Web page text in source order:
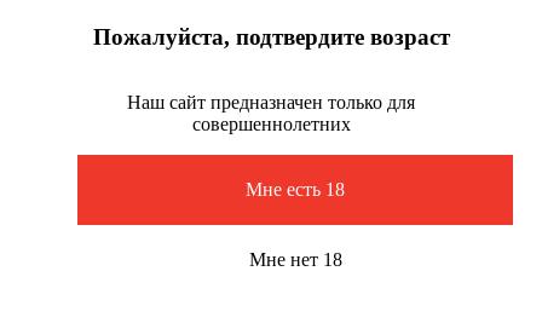
Пожалуйста, подтвердите возраст
Наш сайт предназначен только для
совершеннолетних
Мне есть 18
Мне нет 18